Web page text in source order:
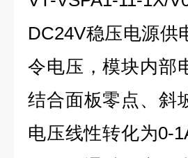
DC24V稳压电源供
令电压，模块内部
结合面板零点、斜
电压线性转化为0-